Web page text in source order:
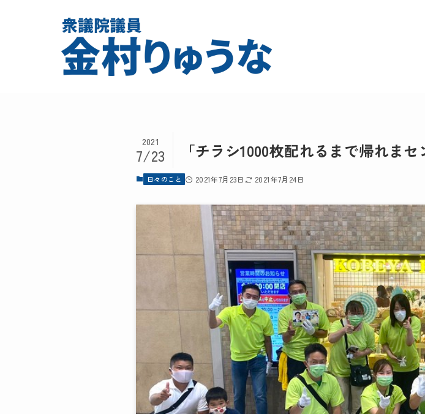
「チラシ1000枚配れるまで帰れま
2021
7/23
日々のこと 2021年7月23日 2021年7月24日